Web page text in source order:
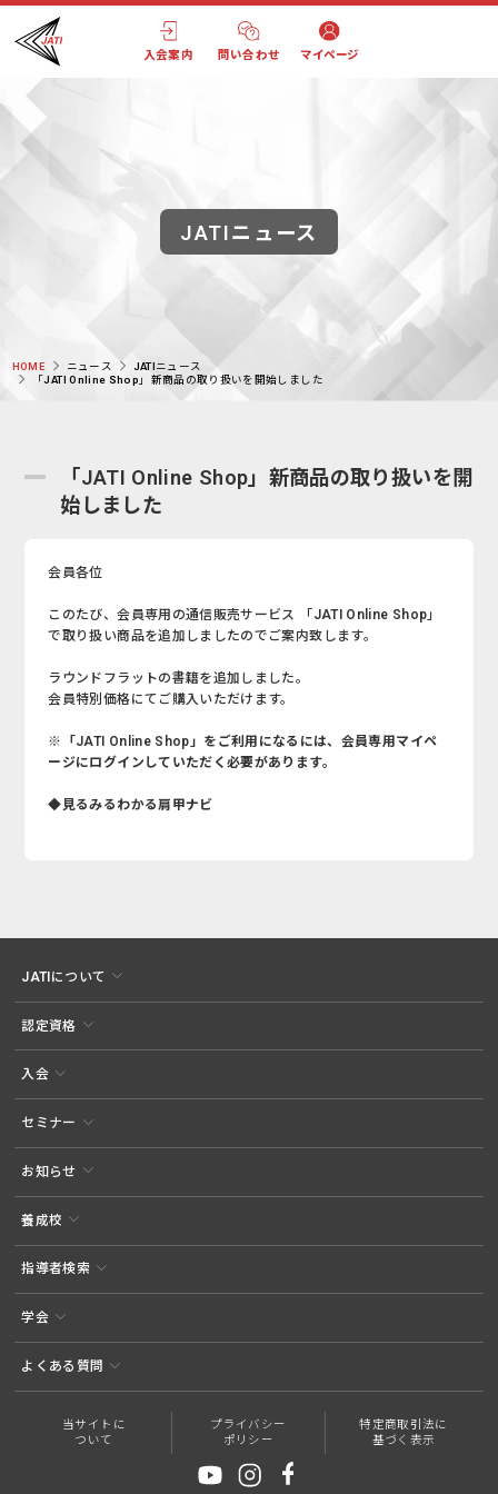
入会案内 問い合わせ マイページ
JATIニュース
HOME ニュース
JATIニュース
「JATI Online Shop」新商品の取り扱いを開始しました
「JATI Online Shop」新商品の取り扱いを開
始しました
会員各位
このたび、会員専用の通信販売サービス 「JATI Online Shop」
で取り扱い商品を追加しましたのでご案内致します。
ラウンドフラットの書籍を追加しました。
会員特別価格にてご購入いただけます。
※「JATI Online Shop」をご利用になるには、会員専用マイペ
ージにログインしていただく必要があります。
◆見るみるわかる肩甲ナビ
JATIについて
認定資格
入会
セミナー
お知らせ
養成校
指導者検索
学会
よくある質問
当サイトに
ついて
プライバシー
ポリシー
特定商取引法に
基づく表示